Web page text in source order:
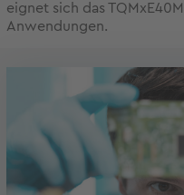
eignet sich das
Anwendungen.